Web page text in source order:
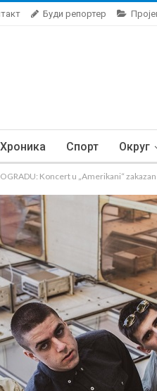
Буди репортер
Хроника Спорт Округ
Koncert u „Amerikani“